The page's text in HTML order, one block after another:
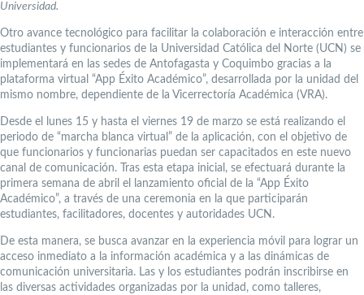
Universidad.
Otro avance tecnológico para facilitar la colaboración e interacción entre
estudiantes y funcionarios de la Universidad Católica del Norte (UCN) se
implementará en las sedes de Antofagasta y Coquimbo gracias a la
plataforma virtual “App Éxito Académico”, desarrollada por la unidad del
mismo nombre, dependiente de la Vicerrectoría Académica (VRA).
Desde el lunes 15 y hasta el viernes 19 de marzo se está realizando el
periodo de “marcha blanca virtual” de la aplicación, con el objetivo de
que funcionarios y funcionarias puedan ser capacitados en este nuevo
canal de comunicación. Tras esta etapa inicial, se efectuará durante la
primera semana de abril el lanzamiento oficial de la “App Éxito
Académico”, a través de una ceremonia en la que participarán
estudiantes, facilitadores, docentes y autoridades UCN.
De esta manera, se busca avanzar en la experiencia móvil para lograr un
acceso inmediato a la información académica y a las dinámicas de
comunicación universitaria. Las y los estudiantes podrán inscribirse en
las diversas actividades organizadas por la unidad, como talleres,